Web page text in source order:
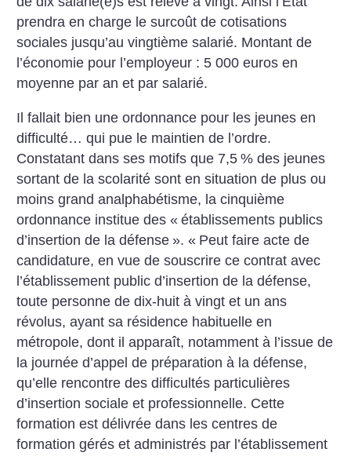
prendra en charge le surcoût de cotisations
sociales jusqu’au vingtième salarié. Montant de
l’économie pour l’employeur : 5 000 euros en
moyenne par an et par salarié.
Il fallait bien une ordonnance pour les jeunes en
difficulté… qui pue le maintien de l’ordre.
Constatant dans ses motifs que 7,5 % des jeunes
sortant de la scolarité sont en situation de plus ou
moins grand analphabétisme, la cinquième
ordonnance institue des « établissements publics
d’insertion de la défense ». « Peut faire acte de
candidature, en vue de souscrire ce contrat avec
l’établissement public d’insertion de la défense,
toute personne de dix-huit à vingt et un ans
révolus, ayant sa résidence habituelle en
métropole, dont il apparaît, notamment à l’issue de
la journée d’appel de préparation à la défense,
qu’elle rencontre des difficultés particulières
d’insertion sociale et professionnelle. Cette
formation est délivrée dans les centres de
formation gérés et administrés par l’établissement